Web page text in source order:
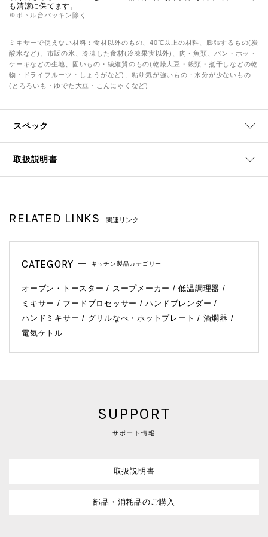
も清潔に保てます。
※ボトル台パッキン除く
ミキサーで使えない材料：食材以外のもの、40℃以上の材料、膨張するもの(炭
酸水など)、市販の氷、冷凍した食材(冷凍果実以外)、肉・魚類、パン・ホット
ケーキなどの生地、固いもの・繊維質のもの(乾燥大豆・穀類・煮干しなどの乾
物・ドライフルーツ・しょうがなど)、粘り気が強いもの・水分が少ないもの
(とろろいも・ゆでた大豆・こんにゃくなど)
スペック
取扱説明書
RELATED LINKS 関連リンク
CATEGORY キッチン製品カテゴリー
オーブン・トースター スープメーカー
低温調理器
ミキサー
フードプロセッサー
ハンドブレンダー
ハンドミキサー
グリルなべ・ホットプレート
酒燗器
電気ケトル
SUPPORT
サポート情報
取扱説明書
部品・消耗品のご購入